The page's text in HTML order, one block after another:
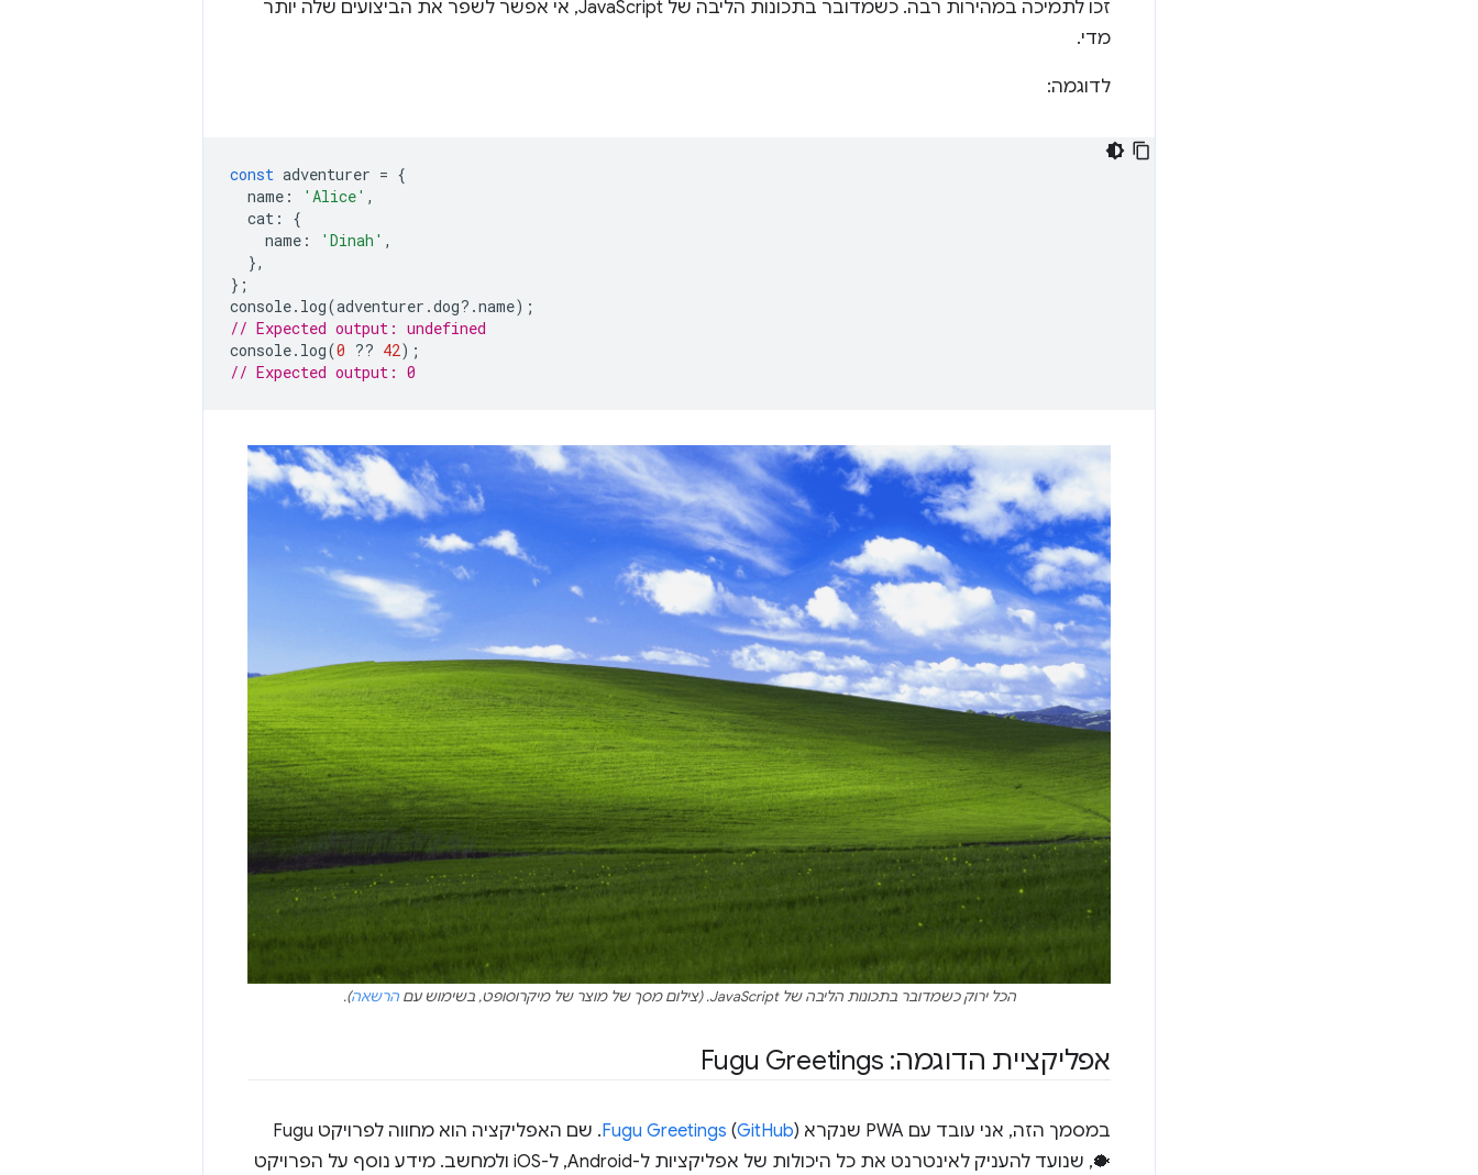
זכו לתמיכה במהירות רבה. כשמדובר בתכונות הליבה של JavaScript, אי אפשר לשפר את הביצועים שלה יותר
מדי.
לדוגמה:
const adventurer = {
name : 'Alice' ,
cat :
{
name : 'Dinah' ,
},
};
console. log(adventurer .dog? .name);
// Expected output: undefined
console. log(0 ?? 42);
// Expected output: 0
הכל ירוק כשמדובר בתכונות הליבה של JavaScript. (צילום מסך של מוצר של מיקרוסופט, בשימוש עם הרשאה).
אפליקציית הדוגמה: Fugu Greetings
במסמך הזה, אני עובד עם PWA שנקרא Fugu Greetings (GitHub
). שם האפליקציה הוא מחווה לפרויקט Fugu
🐡, שנועד להעניק לאינטרנט את כל היכולות של אפליקציות ל-Android, ל-iOS ולמחשב. מידע נוסף על הפרויקט